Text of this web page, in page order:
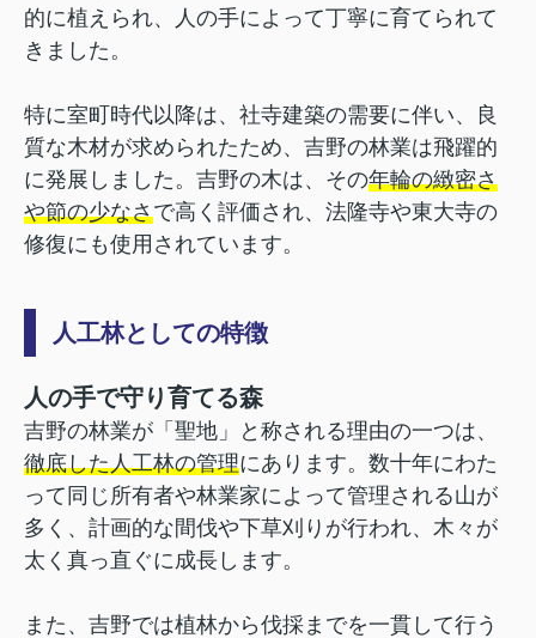
的に植えられ、人の手によって丁寧に育てられて
きました。
特に室町時代以降は、社寺建築の需要に伴い、良
質な木材が求められたため、吉野の林業は飛躍的
に発展しました。吉野の木は、その年輪の緻密さ
や節の少なさで高く評価され、法隆寺や東大寺の
修復にも使用されています。
人工林としての特徴
人の手で守り育てる森
吉野の林業が「聖地」と称される理由の一つは、
徹底した人工林の管理にあります。数十年にわた
って同じ所有者や林業家によって管理される山が
多く、計画的な間伐や下草刈りが行われ、木々が
太く真っ直ぐに成長します。
また、吉野では植林から伐採までを一貫して行う